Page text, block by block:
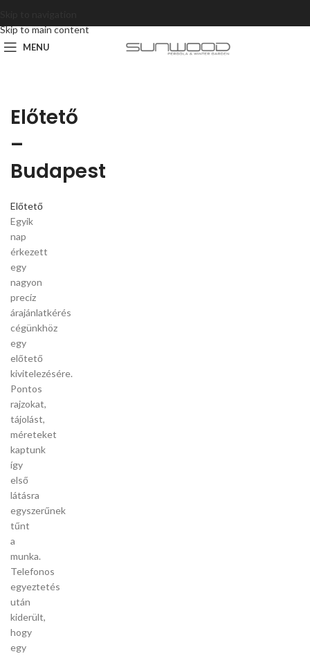
Skip to main content
MENU
Előtető
–
Budapest
Előtető
Egyik
nap
érkezett
egy
nagyon
precíz
árajánlatkérés
cégünkhöz
egy
előtető
kivitelezésére.
Pontos
rajzokat,
tájolást,
méreteket
kaptunk
így
első
látásra
egyszerűnek
tűnt
a
munka.
Telefonos
egyeztetés
után
kiderült,
hogy
egy